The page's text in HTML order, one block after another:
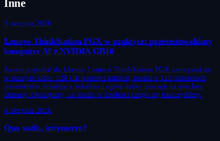
Inne
5 sierpnia 2026
Lenovo ThinkStation PGX w praktyce: przetestowaliśmy
komputer AI z NVIDIA GB10
Zanim pojechał do klienta, Lenovo ThinkStation PGX zatrzymał się
w naszym labie. 128 GB pamięci unified, model o 120 miliardach
parametrów działający lokalnie i agent, który pracuje na nim bez
chmury. Opisujemy, co siedzi w środku i czego się nauczyliśmy.
4 sierpnia 2026
Quo vadis, inżynierze?